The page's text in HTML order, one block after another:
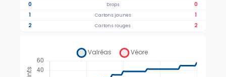
0
Drops
0
1
Cartons jaunes
1
2
Cartons rouges 2